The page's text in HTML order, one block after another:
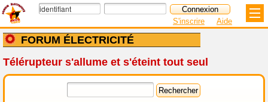
FORUM ÉLECTRICITÉ
S'inscrire Aide
Télérupteur s'allume et s'éteint tout seul